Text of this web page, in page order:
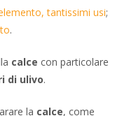
tantissimi usi;
.
calce con particolare
di ulivo.
la calce, come